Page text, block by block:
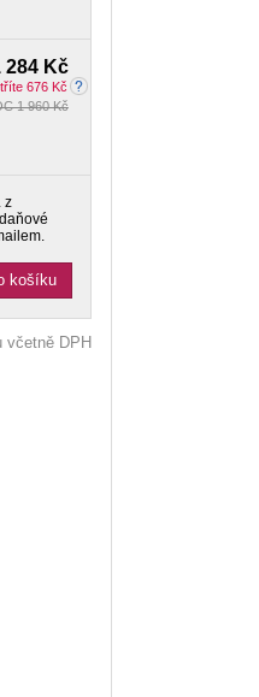
284 Kč
676 Kč
1 960 Kč
z
košíku
včetně DPH